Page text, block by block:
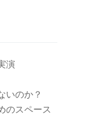
演
いのか？
のスペース